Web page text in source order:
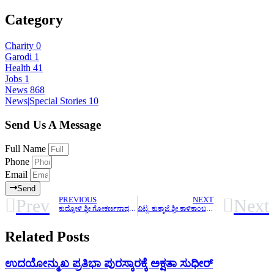
Category
Charity 0
Garodi 1
Health 41
Jobs 1
News 868
News|Special Stories 10
Send Us A Message
Full Name
Phone
Email
Send
Prev PREVIOUS NEXT
ವಿಟ್ಲ: ಕುಕ್ಕಾಜೆ ಶ್ರೀ ಕಾಳಿಕಾಂಬ ದೇವಿಯ ಬಾಲಾಲಯ ಪ್ರತಿಷ್ಠಾ ಸಂಭ್ರಮ Next
Related Posts
ಉದಯೋನ್ಮುಖ ಪ್ರತಿಭಾ ಪುರಸ್ಕಾರಕ್ಕೆ ಅಕ್ಷತಾ ಸುಧೀರ್